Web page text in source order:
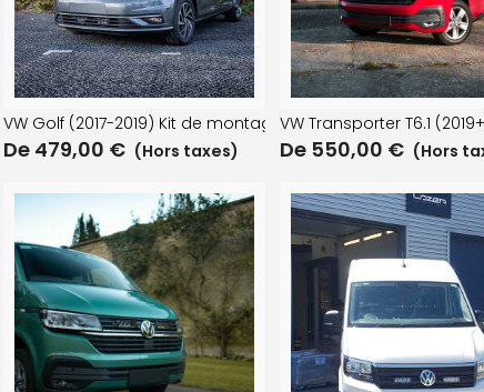
de calandre
VW Golf (2017-2019) Kit de montage de pare-chocs
De 479,00 € (Hors taxes)
VW Transporter T6.1
De 550,00 € (Hors